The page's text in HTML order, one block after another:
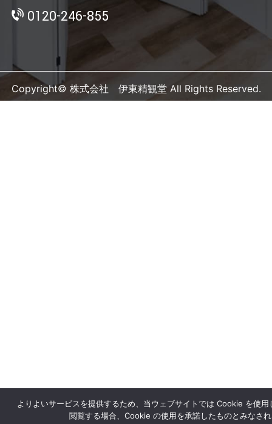
0120-246-855
Copyright© 株式会社 伊東精観堂 All Rights Reserved.
よりよいサービスを提供するため、当ウェブサイトでは Cookie を使用
閲覧する場合、Cookie の使用を承諾したものとみなさ